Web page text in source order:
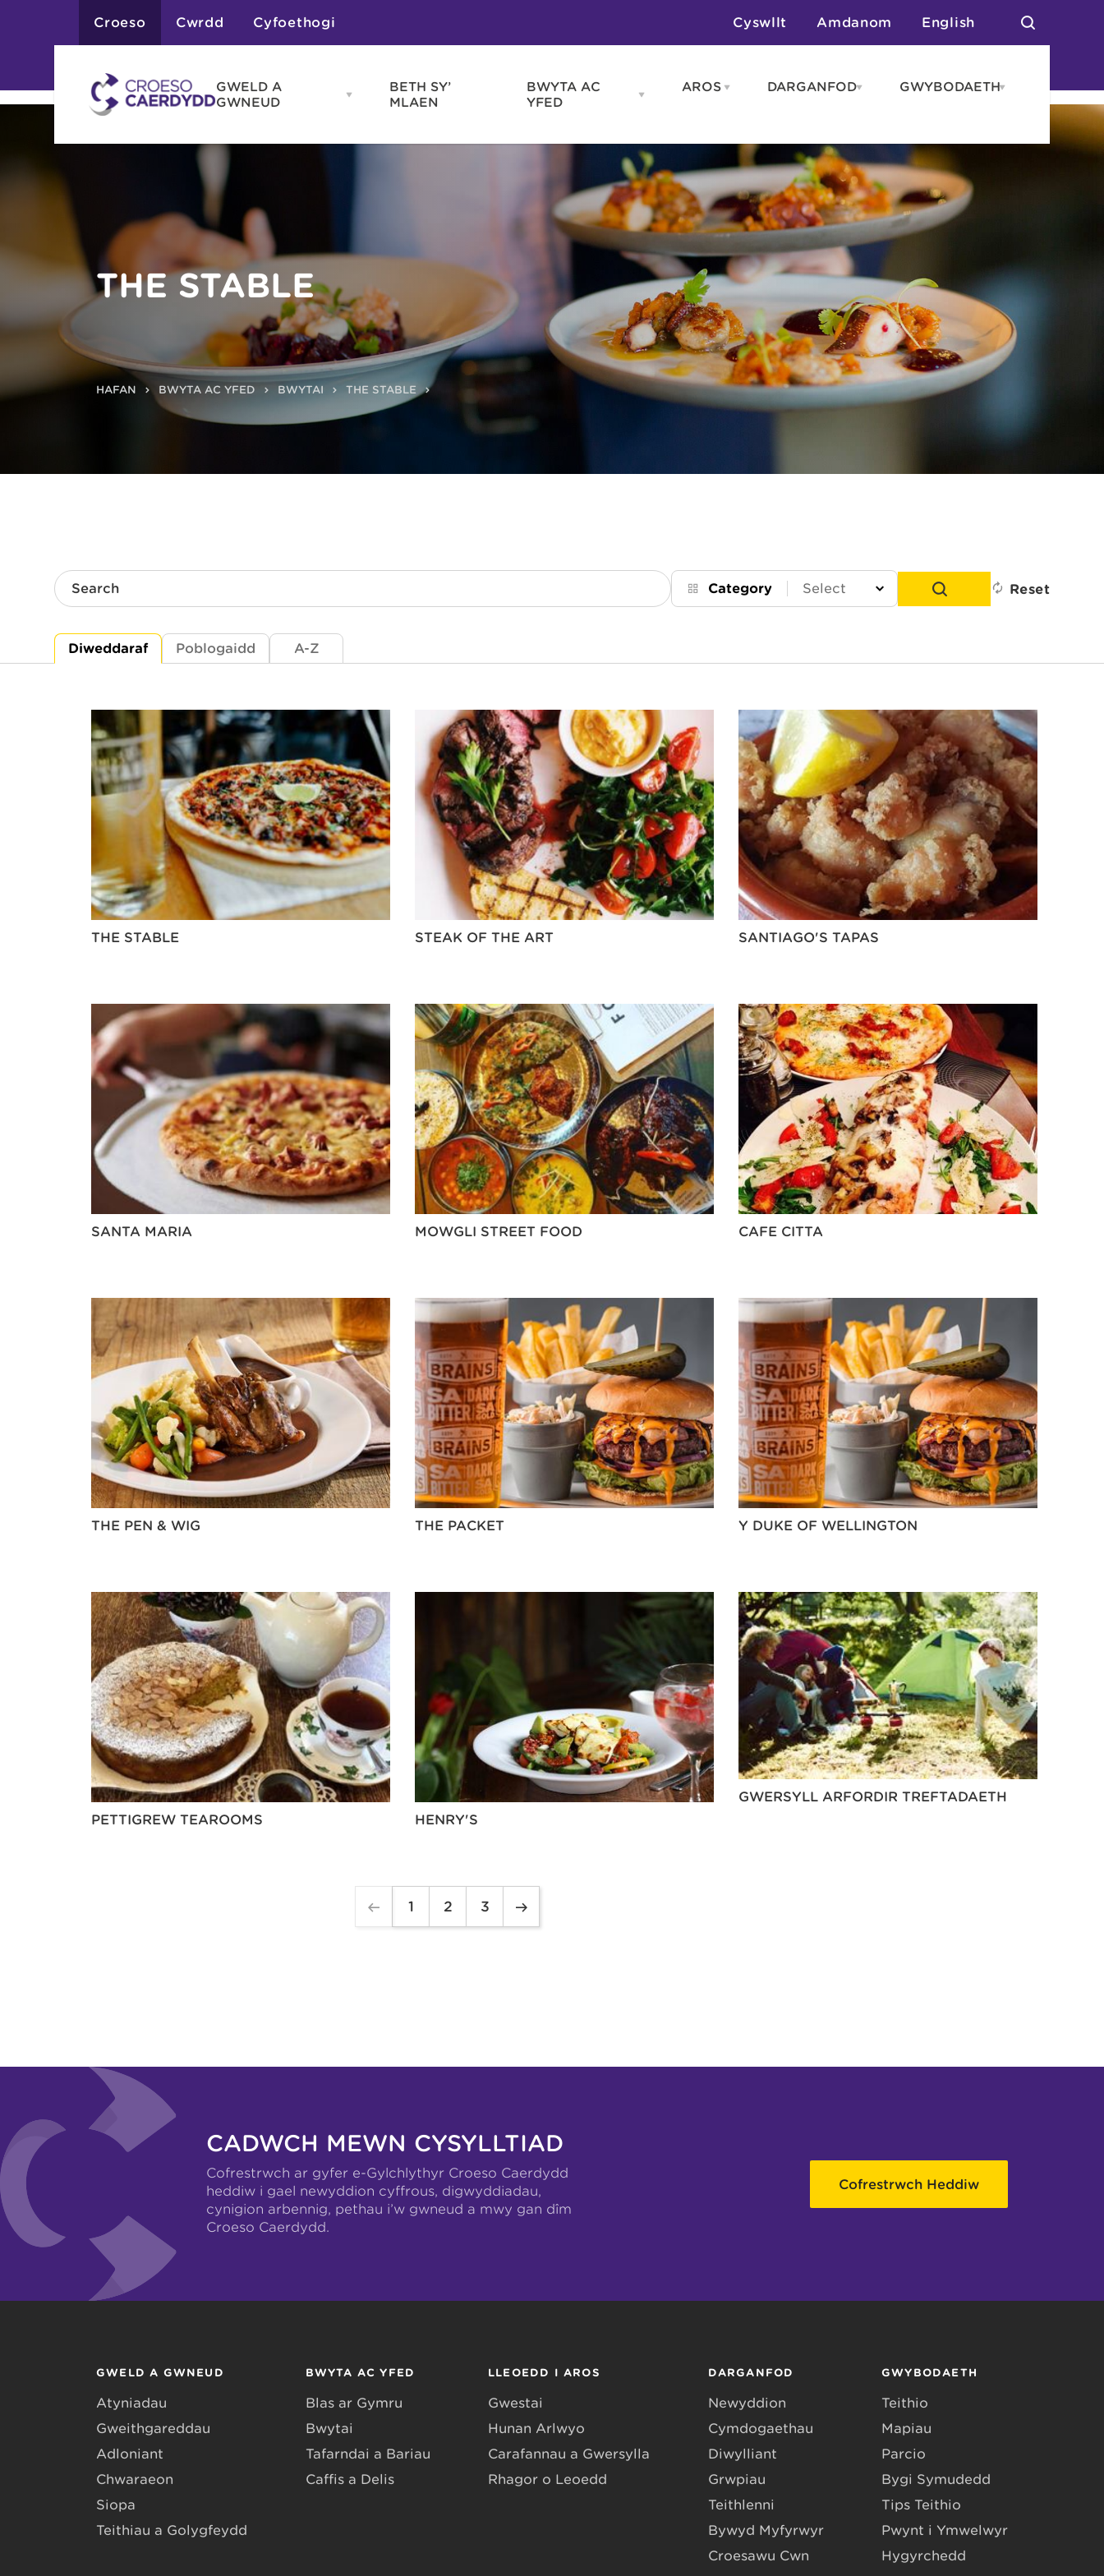
Croeso Cwrdd Cyfoethogi Cyswllt Amdanom English
GWELD A
GWNEUD
Open
GWNEUD
Chwaraeon
Siopa
Teithiau a Golygfeydd
BETH SY’
MLAEN
BWYTA AC
YFED
Open
YFED
menu
Blas ar Gymru
Tafarndai a Bariau
Caffis a Delis
AROS Open
Gwestai
Hunan Arlwyo
Carafanau a Gwersylla
Rhagor o Leoedd
DARGANFODOpen
GWYBODAETHOpen
THE STABLE
HAFAN BWYTA AC YFED BWYTAI THE STABLE
Search Category Reset
Diweddaraf Poblogaidd A-Z
THE STABLE STEAK OF THE ART SANTIAGO'S TAPAS
SANTA MARIA MOWGLI STREET FOOD CAFE CITTA
THE PEN & WIG THE PACKET Y DUKE OF WELLINGTON
PETTIGREW TEAROOMS HENRY'S
GWERSYLL ARFORDIR TREFTADAETH
1 2 3
CADWCH MEWN CYSYLLTIAD
Cofrestrwch ar gyfer e-Gylchlythyr Croeso Caerdydd
heddiw i gael newyddion cyffrous, digwyddiadau,
cynigion arbennig, pethau i’w gwneud a mwy gan dîm
Croeso Caerdydd.
Cofrestrwch Heddiw
GWELD A GWNEUD
Atyniadau
Gweithgareddau
Adloniant
Chwaraeon
Siopa
Teithiau a Golygfeydd
BWYTA AC YFED
Blas ar Gymru
Bwytai
Tafarndai a Bariau
Caffis a Delis
LLEOEDD I AROS
Gwestai
Hunan Arlwyo
Carafannau a Gwersylla
Rhagor o Leoedd
DARGANFOD
Newyddion
Cymdogaethau
Diwylliant
Grwpiau
Teithlenni
Bywyd Myfyrwyr
Croesawu Cŵn
GWYBODAETH
Teithio
Mapiau
Parcio
Bygi Symudedd
Tips Teithio
Pwynt i Ymwelwyr
Hygyrchedd